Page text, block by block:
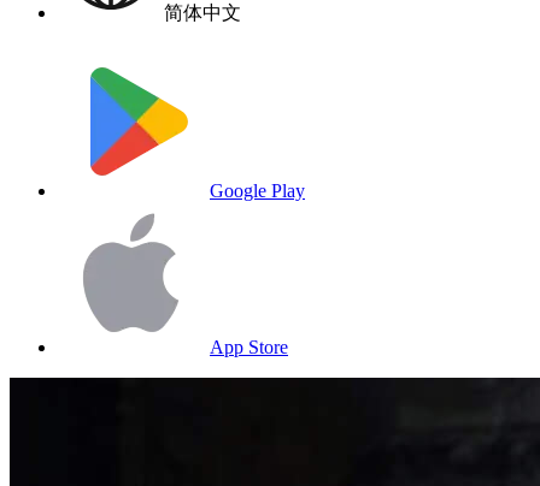
简体中文
Google Play
App Store